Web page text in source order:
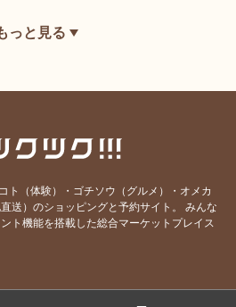
っと見る
ト（体験）・ゴチソウ（グルメ）・オメカ
送）のショッピングと予約サイト。
みんな
ト機能を搭載した総合マーケットプレイス